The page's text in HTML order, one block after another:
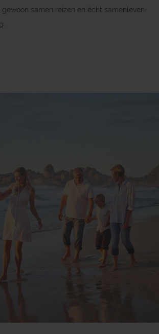
samen reizen en écht samenleven